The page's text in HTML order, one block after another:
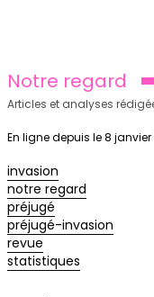
Notre regard
Articles et analyses
En ligne depuis le 8 janvier
invasion
notre regard
préjugé
préjugé-invasion
revue
statistiques